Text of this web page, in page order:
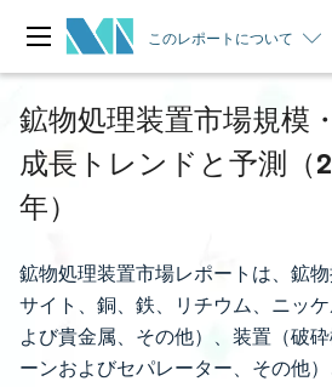
このレポートについて
鉱物処理装置市場規模
成長トレンドと予測（
年）
鉱物処理装置市場レポートは、鉱
サイト、銅、鉄、リチウム、ニッ
よび貴金属、その他）、装置（破
ーンおよびセパレーター、その他